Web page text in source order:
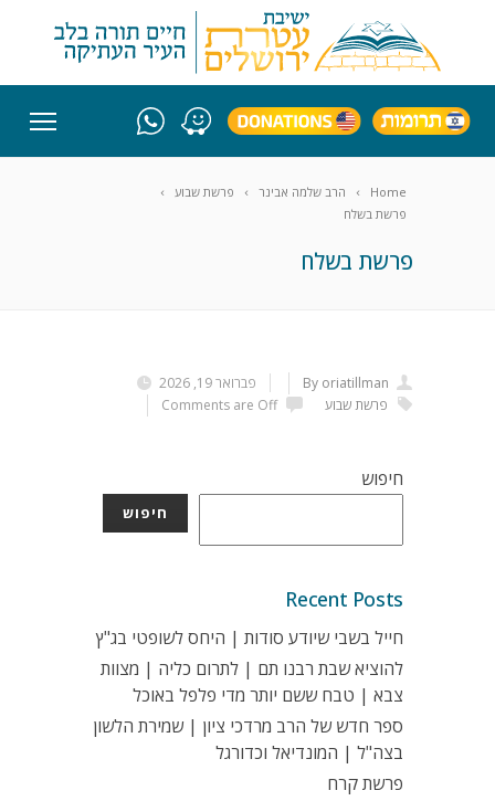
Home הרב שלמה אבינר
פרשת שבוע
פרשת בשלח
פרשת בשלח
פברואר 19, 2026
By oriatillman
Comments are Off
פרשת שבוע
חיפוש
חיפוש
Recent Posts
חייל בשבי שיודע סודות | היחס לשופטי בג"ץ
להוציא שבת רבנו תם | לתרום כליה | מצוות
צבא | טבח ששם יותר מדי פלפל באוכל
ספר חדש של הרב מרדכי ציון | שמירת הלשון
בצה"ל | המונדיאל וכדורגל
פרשת קרח